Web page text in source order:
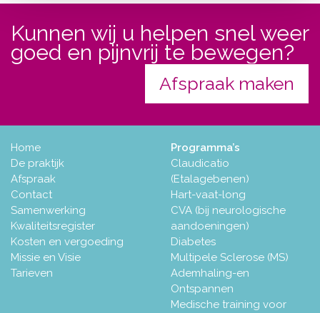
Kunnen wij u helpen snel weer
goed en pijnvrij te bewegen?
Afspraak maken
Home
De praktijk
Afspraak
Contact
Samenwerking
Kwaliteitsregister
Kosten en vergoeding
Missie en Visie
Tarieven
Programma’s
Claudicatio
(Etalagebenen)
Hart-vaat-long
CVA (bij neurologische
aandoeningen)
Diabetes
Multipele Sclerose (MS)
Ademhaling-en
Ontspannen
Medische training voor